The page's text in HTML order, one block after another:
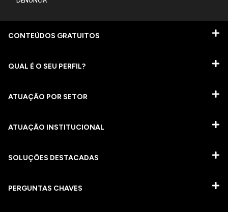
CONTEÚDOS GRATUITOS
QUAL É O SEU PERFIL?
ATUAÇÃO POR SETOR
ATUAÇÃO INSTITUCIONAL
SOLUÇÕES DESTACADAS
PERGUNTAS CHAVES​